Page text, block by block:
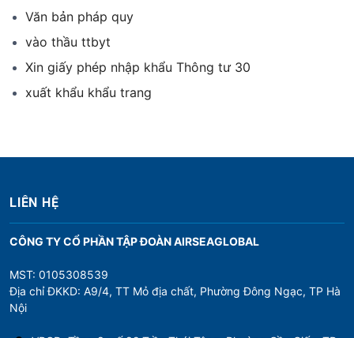
Văn bản pháp quy
vào thầu ttbyt
Xin giấy phép nhập khẩu Thông tư 30
xuất khẩu khẩu trang
LIÊN HỆ
CÔNG TY CỔ PHẦN TẬP ĐOÀN AIRSEAGLOBAL
MST: 0105308539
Địa chỉ ĐKKD: A9/4, TT Mỏ địa chất, Phường Đông Ngạc, TP Hà
Nội